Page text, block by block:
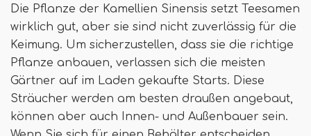
Die Pflanze der Kamellien Sinensis setzt Teesamen
wirklich gut, aber sie sind nicht zuverlässig für die
Keimung. Um sicherzustellen, dass sie die richtige
Pflanze anbauen, verlassen sich die meisten
Gärtner auf im Laden gekaufte Starts. Diese
Sträucher werden am besten draußen angebaut,
können aber auch Innen- und Außenbauer sein.